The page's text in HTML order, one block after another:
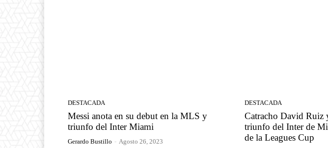
DESTACADA
Messi anota en su debut en la MLS y
triunfo del Inter Miami
Gerardo Bustillo - Agosto 26, 2023
DESTACADA
Catracho David Ruiz
triunfo del Inter de
de la Leagues Cup